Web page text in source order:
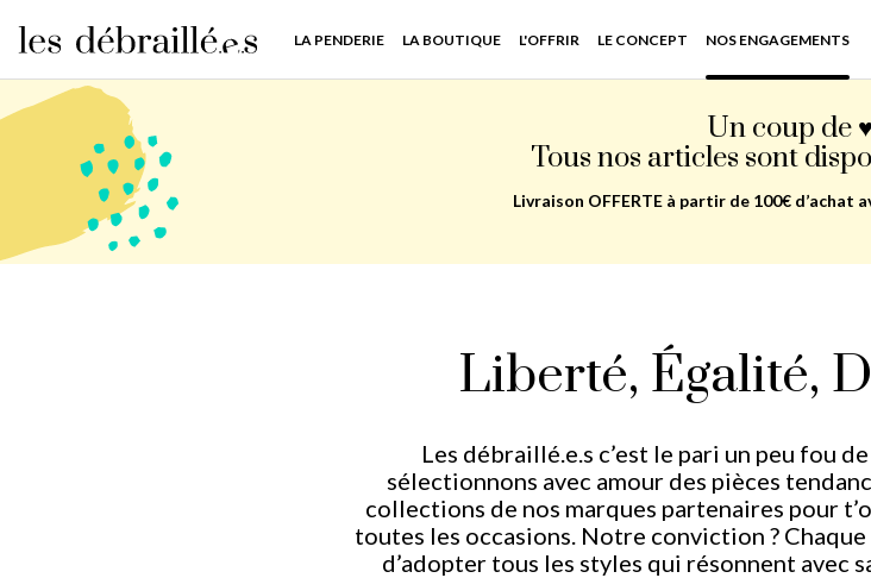
LA PENDERIE LA BOUTIQUE L'OFFRIR LE CONCEPT NOS ENGAGEMENTS
Un coup de
Tous nos articles sont
Livraison OFFERTE à partir de 100€ d’achat
Liberté, Égalité,
Les débraillé.e.s c’est le pari un peu fou
sélectionnons avec amour des pièces
collections de nos marques partenaires pour
toutes les occasions. Notre conviction ?
d’adopter tous les styles qui résonnent avec